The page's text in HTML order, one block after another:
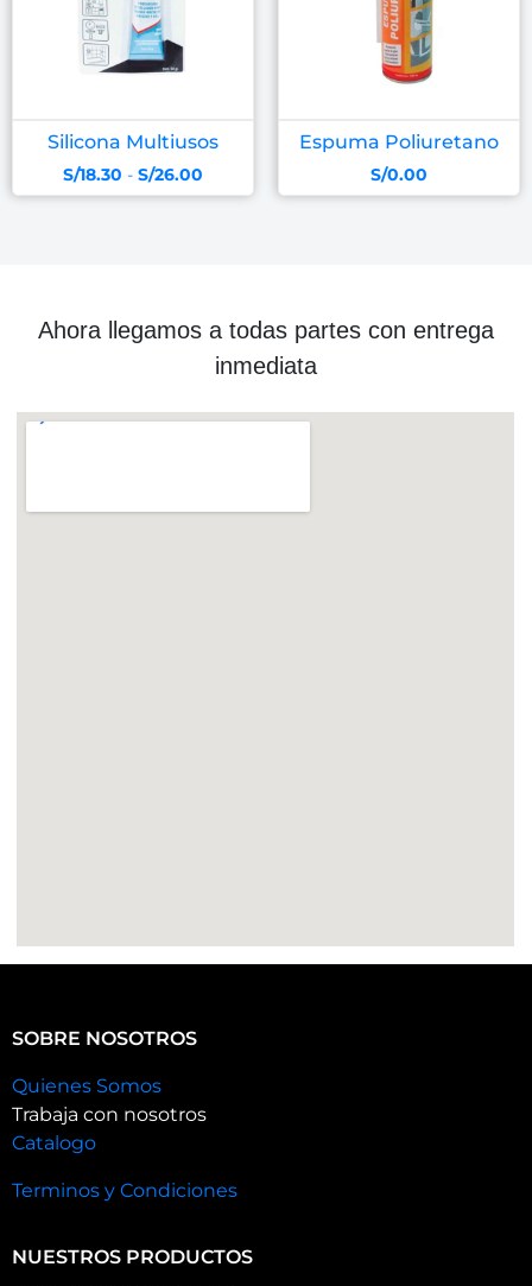
Silicona Multiusos
S/18.30 - S/26.00
Espuma Poliuretano
S/0.00
Ahora llegamos a todas partes con entrega
inmediata
SOBRE NOSOTROS
Quienes Somos
Trabaja con nosotros
Catalogo
Terminos y Condiciones
NUESTROS PRODUCTOS